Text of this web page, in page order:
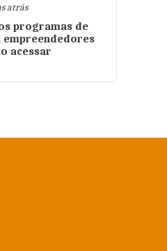
atrás
programas de
acessar